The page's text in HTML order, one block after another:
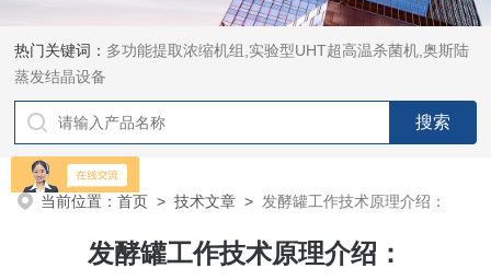
热门关键词： 多功能提取浓缩机组,实验型UHT超高温杀菌机,奥斯陆
蒸发结晶设备
当前位置：首页 >技术文章 > 发酵罐工作技术原理介绍：
发酵罐工作技术原理介绍：